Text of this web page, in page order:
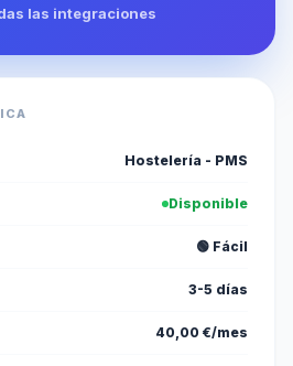
las integraciones
Hostelería - PMS
Disponible
🟢 Fácil
3-5 días
40,00 €/mes